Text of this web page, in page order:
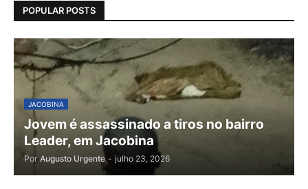
POPULAR POSTS
JACOBINA
Jovem é assassinado a tiros no bairro
Leader, em Jacobina
Por Augusto Urgente - julho 23, 2026